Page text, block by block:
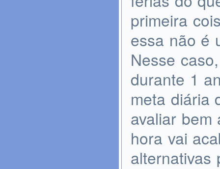
primeira
essa não é
Nesse
durante 1
meta diária
avaliar bem
hora vai
alternativas